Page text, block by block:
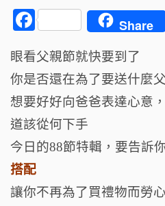
F
c
e
b
o
o
k
Share
眼看父親節就快要到了
你是否還在為了要送什麼
想要好好向爸爸表達心意
道該從何下手
今日的88節特輯，要告訴
搭配
讓你不再為了買禮物而勞